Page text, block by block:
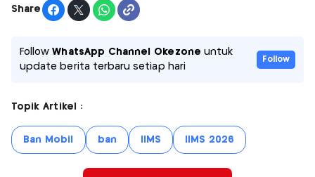
Share
FollowWhatsApp Channel Okezone untuk
update berita terbaru setiap hari
Follow
Topik Artikel :
Ban Mobil ban IIMS IIMS 2026